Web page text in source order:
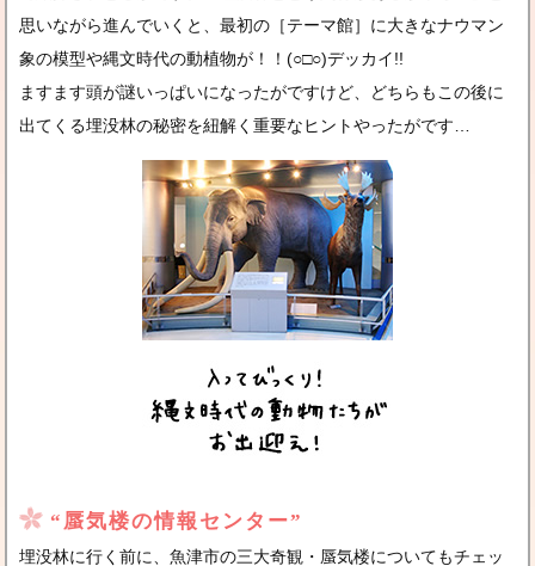
思いながら進んでいくと、最初の［テーマ館］に大きなナウマン
象の模型や縄文時代の動植物が！！(○□○)デッカイ!!
ますます頭が謎いっぱいになったがですけど、どちらもこの後に
出てくる埋没林の秘密を紐解く重要なヒントやったがです…
“蜃気楼の情報センター”
埋没林に行く前に、魚津市の三大奇観・蜃気楼についてもチェッ